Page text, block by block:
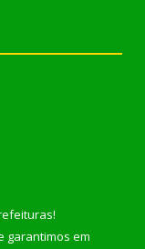
!
garantimos em